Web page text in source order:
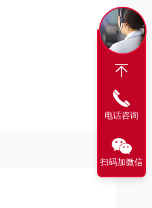
电话咨询
扫码加微信